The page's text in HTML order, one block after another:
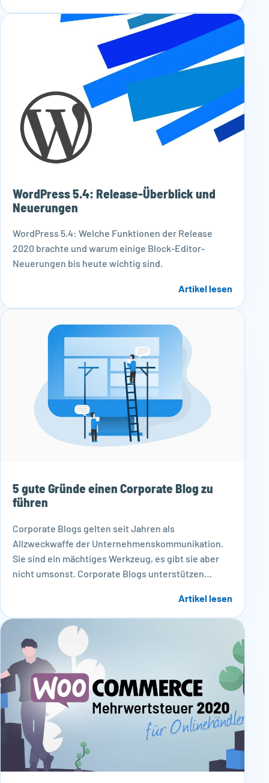
WordPress 5.4: Release-Überblick und
Neuerungen
WordPress 5.4: Welche Funktionen der Release
2020 brachte und warum einige Block-Editor-
Neuerungen bis heute wichtig sind.
Artikel lesen
5 gute Gründe einen Corporate Blog zu
führen
Corporate Blogs gelten seit Jahren als
Allzweckwaffe der Unternehmenskommunikation.
Sie sind ein mächtiges Werkzeug, es gibt sie aber
nicht umsonst. Corporate Blogs unterstützen…
Artikel lesen